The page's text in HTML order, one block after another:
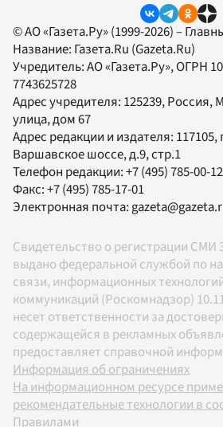
© АО «Газета.Ру» (1999-2026) –
Название: Газета.Ru (Gazeta.Ru)
Учредитель:АО «Газета.Ру», ОГРН
7743625728
Адрес учредителя: 125239, Россия,
улица, дом 67
Адрес редакции и издателя: 117105,
Варшавское шоссе, д.9, стр.1
Телефон редакции:+7 (495) 785-00-12
Факс:+7 (495) 785-17-01
Электронная почта:
Свидетельство о регистрации
выдано федеральной службой по
связи, информационных
коммуникаций (Роскомнадзор)
несет ответственности за
содержащейся в рекламных
предоставляет справочной
Информация об ограничениях
На информационном ресурсе
рекомендательные технологии в
Правилами